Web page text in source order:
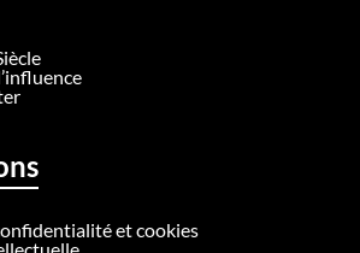
et cookies